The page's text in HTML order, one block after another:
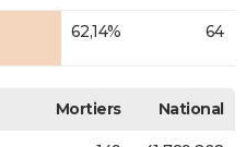
62,14% 64
Mortiers National